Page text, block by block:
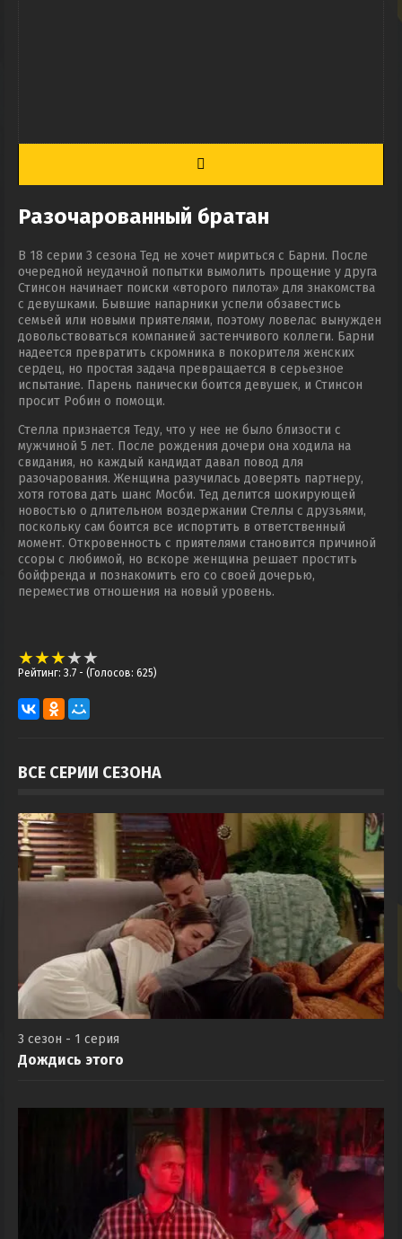
Разочарованный братан
В 18 серии 3 сезона Тед не хочет мириться с Барни. После
очередной неудачной попытки вымолить прощение у друга
Стинсон начинает поиски «второго пилота» для знакомства
с девушками. Бывшие напарники успели обзавестись
семьей или новыми приятелями, поэтому ловелас вынужден
довольствоваться компанией застенчивого коллеги. Барни
надеется превратить скромника в покорителя женских
сердец, но простая задача превращается в серьезное
испытание. Парень панически боится девушек, и Стинсон
просит Робин о помощи.
Стелла признается Теду, что у нее не было близости с
мужчиной 5 лет. После рождения дочери она ходила на
свидания, но каждый кандидат давал повод для
разочарования. Женщина разучилась доверять партнеру,
хотя готова дать шанс Мосби. Тед делится шокирующей
новостью о длительном воздержании Стеллы с друзьями,
поскольку сам боится все испортить в ответственный
момент. Откровенность с приятелями становится причиной
ссоры с любимой, но вскоре женщина решает простить
бойфренда и познакомить его со своей дочерью,
переместив отношения на новый уровень.
Рейтинг: 3.7 - (Голосов: 625)
ВСЕ СЕРИИ СЕЗОНА
3 сезон - 1 серия
Дождись этого